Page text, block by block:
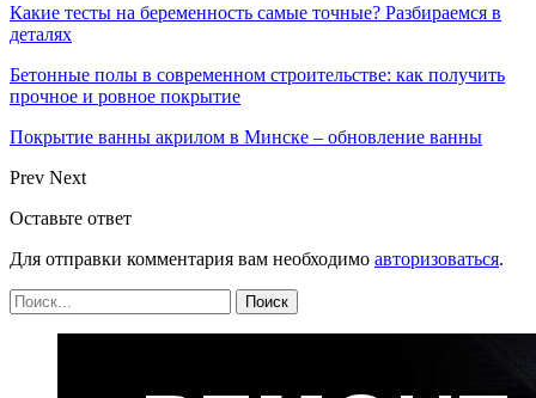
Какие тесты на беременность самые точные? Разбираемся в
деталях
Бетонные полы в современном строительстве: как получить
прочное и ровное покрытие
Покрытие ванны акрилом в Минске – обновление ванны
Prev Next
Оставьте ответ
Для отправки комментария вам необходимо авторизоваться.